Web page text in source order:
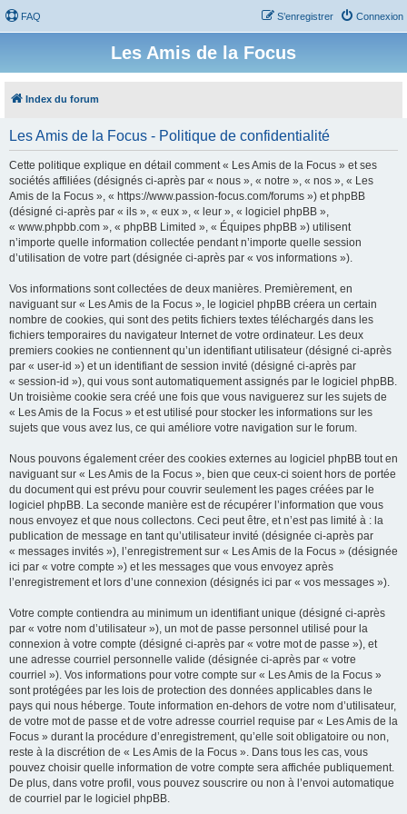
FAQ Connexion
S’enregistrer
Les Amis de la Focus
Index du forum
Les Amis de la Focus - Politique de confidentialité
Cette politique explique en détail comment « Les Amis de la Focus » et ses
sociétés affiliées (désignés ci-après par « nous », « notre », « nos », « Les
Amis de la Focus », « https://www.passion-focus.com/forums ») et phpBB
(désigné ci-après par « ils », « eux », « leur », « logiciel phpBB »,
« www.phpbb.com », « phpBB Limited », « Équipes phpBB ») utilisent
n’importe quelle information collectée pendant n’importe quelle session
d’utilisation de votre part (désignée ci-après par « vos informations »).
Vos informations sont collectées de deux manières. Premièrement, en
naviguant sur « Les Amis de la Focus », le logiciel phpBB créera un certain
nombre de cookies, qui sont des petits fichiers textes téléchargés dans les
fichiers temporaires du navigateur Internet de votre ordinateur. Les deux
premiers cookies ne contiennent qu’un identifiant utilisateur (désigné ci-après
par « user-id ») et un identifiant de session invité (désigné ci-après par
« session-id »), qui vous sont automatiquement assignés par le logiciel phpBB.
Un troisième cookie sera créé une fois que vous naviguerez sur les sujets de
« Les Amis de la Focus » et est utilisé pour stocker les informations sur les
sujets que vous avez lus, ce qui améliore votre navigation sur le forum.
Nous pouvons également créer des cookies externes au logiciel phpBB tout en
naviguant sur « Les Amis de la Focus », bien que ceux-ci soient hors de portée
du document qui est prévu pour couvrir seulement les pages créées par le
logiciel phpBB. La seconde manière est de récupérer l’information que vous
nous envoyez et que nous collectons. Ceci peut être, et n’est pas limité à : la
publication de message en tant qu’utilisateur invité (désignée ci-après par
« messages invités »), l’enregistrement sur « Les Amis de la Focus » (désignée
ici par « votre compte ») et les messages que vous envoyez après
l’enregistrement et lors d’une connexion (désignés ici par « vos messages »).
Votre compte contiendra au minimum un identifiant unique (désigné ci-après
par « votre nom d’utilisateur »), un mot de passe personnel utilisé pour la
connexion à votre compte (désigné ci-après par « votre mot de passe »), et
une adresse courriel personnelle valide (désignée ci-après par « votre
courriel »). Vos informations pour votre compte sur « Les Amis de la Focus »
sont protégées par les lois de protection des données applicables dans le
pays qui nous héberge. Toute information en-dehors de votre nom d’utilisateur,
de votre mot de passe et de votre adresse courriel requise par « Les Amis de la
Focus » durant la procédure d’enregistrement, qu’elle soit obligatoire ou non,
reste à la discrétion de « Les Amis de la Focus ». Dans tous les cas, vous
pouvez choisir quelle information de votre compte sera affichée publiquement.
De plus, dans votre profil, vous pouvez souscrire ou non à l’envoi automatique
de courriel par le logiciel phpBB.